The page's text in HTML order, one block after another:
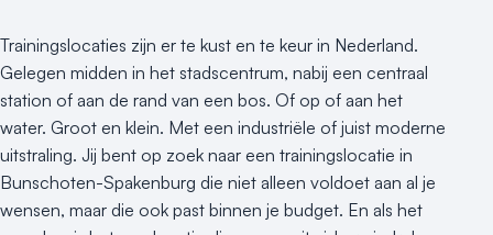
Trainingslocaties zijn er te kust en te keur in Nederland.
Gelegen midden in het stadscentrum, nabij een centraal
station of aan de rand van een bos. Of op of aan het
water. Groot en klein. Met een industriële of juist moderne
uitstraling. Jij bent op zoek naar een trainingslocatie in
Bunschoten-Spakenburg die niet alleen voldoet aan al je
wensen, maar die ook past binnen je budget. En als het